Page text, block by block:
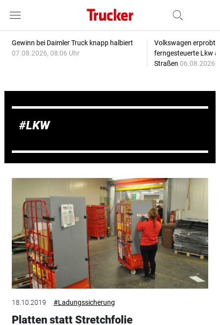
Gewinn bei Daimler Truck knapp halbiert
07.08.2026, 08:06 Uhr
Volkswagen erprobt
ferngesteuerte Lkw
Straßen 06.08.2026,
LKW
18.10.2019 #Ladungssicherung
Platten statt Stretchfolie